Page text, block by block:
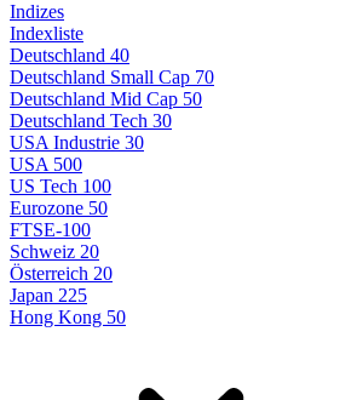
Indizes
Indexliste
Deutschland 40
Deutschland Small Cap 70
Deutschland Mid Cap 50
Deutschland Tech 30
USA Industrie 30
USA 500
US Tech 100
Eurozone 50
FTSE-100
Schweiz 20
Österreich 20
Japan 225
Hong Kong 50